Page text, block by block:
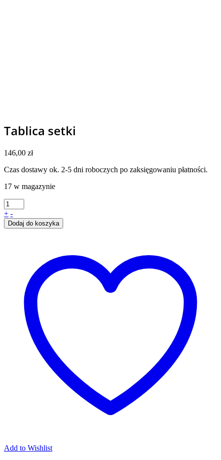
Tablica setki
146,00 zł
Czas dostawy ok. 2-5 dni roboczych po zaksięgowaniu płatności.
17 w magazynie
+ -
Dodaj do koszyka
Add to Wishlist